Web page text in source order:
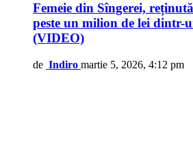
Femeie din Sîngerei,
peste un milion de lei dintr-
(VIDEO)
de Indiro martie 5, 2026, 4:12 pm